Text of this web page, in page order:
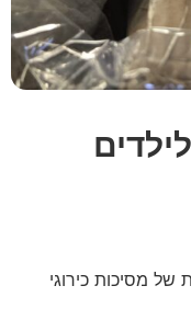
של מסיכות כירוגי